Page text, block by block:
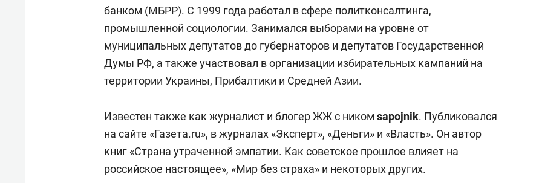
банком (МБРР). С 1999 года работал в сфере политконсалтинга,
промышленной социологии. Занимался выборами на уровне от
муниципальных депутатов до губернаторов и депутатов Государственной
Думы РФ, а также участвовал в организации избирательных кампаний на
территории Украины, Прибалтики и Средней Азии.
Известен также как журналист и блогер ЖЖ с ником sapojnik. Публиковался
на сайте «Газета.ru», в журналах «Эксперт», «Деньги» и «Власть». Он автор
книг «Страна утраченной эмпатии. Как советское прошлое влияет на
российское настоящее», «Мир без страха» и некоторых других.